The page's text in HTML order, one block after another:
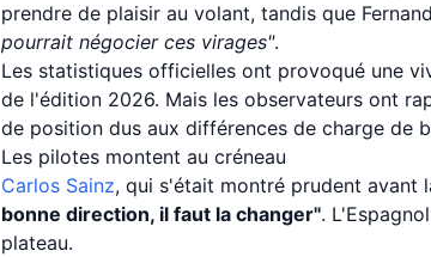
prendre de plaisir au volant, tandis que
pourrait négocier ces virages".
Les statistiques officielles ont provoqué une
de l'édition 2026. Mais les observateurs ont
de position dus aux différences de charge de
Les pilotes montent au créneau
Carlos Sainz, qui s'était montré prudent avant
bonne direction, il faut la changer".
plateau.